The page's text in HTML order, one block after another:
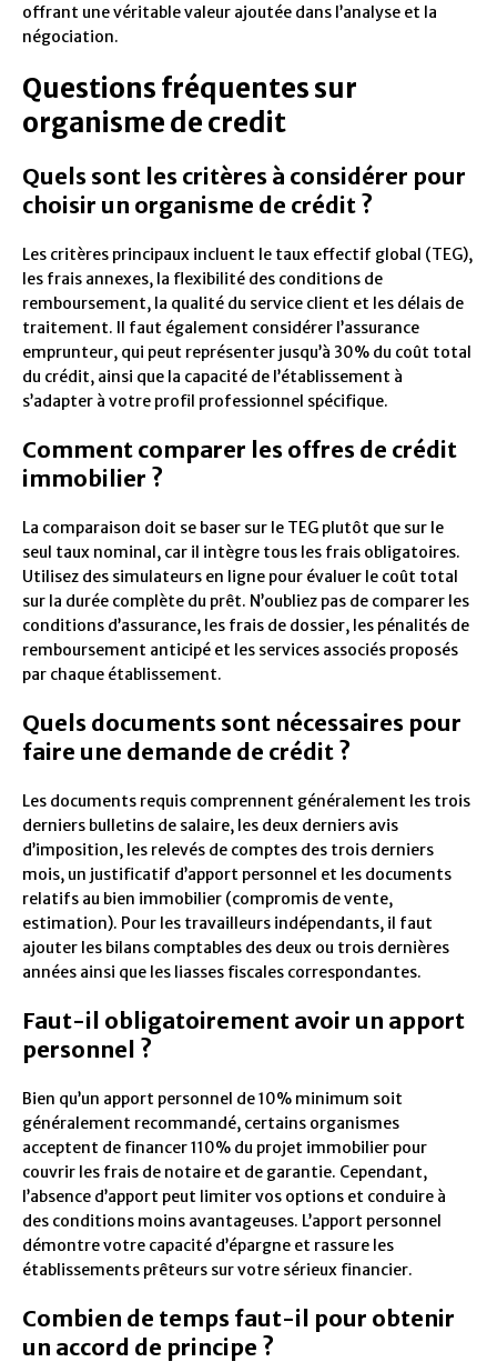
offrant une véritable valeur ajoutée dans l’analyse et la
négociation.
Questions fréquentes sur
organisme de credit
Quels sont les critères à considérer pour
choisir un organisme de crédit ?
Les critères principaux incluent le taux effectif global (TEG),
les frais annexes, la flexibilité des conditions de
remboursement, la qualité du service client et les délais de
traitement. Il faut également considérer l’assurance
emprunteur, qui peut représenter jusqu’à 30% du coût total
du crédit, ainsi que la capacité de l’établissement à
s’adapter à votre profil professionnel spécifique.
Comment comparer les offres de crédit
immobilier ?
La comparaison doit se baser sur le TEG plutôt que sur le
seul taux nominal, car il intègre tous les frais obligatoires.
Utilisez des simulateurs en ligne pour évaluer le coût total
sur la durée complète du prêt. N’oubliez pas de comparer les
conditions d’assurance, les frais de dossier, les pénalités de
remboursement anticipé et les services associés proposés
par chaque établissement.
Quels documents sont nécessaires pour
faire une demande de crédit ?
Les documents requis comprennent généralement les trois
derniers bulletins de salaire, les deux derniers avis
d’imposition, les relevés de comptes des trois derniers
mois, un justificatif d’apport personnel et les documents
relatifs au bien immobilier (compromis de vente,
estimation). Pour les travailleurs indépendants, il faut
ajouter les bilans comptables des deux ou trois dernières
années ainsi que les liasses fiscales correspondantes.
Faut-il obligatoirement avoir un apport
personnel ?
Bien qu’un apport personnel de 10% minimum soit
généralement recommandé, certains organismes
acceptent de financer 110% du projet immobilier pour
couvrir les frais de notaire et de garantie. Cependant,
l’absence d’apport peut limiter vos options et conduire à
des conditions moins avantageuses. L’apport personnel
démontre votre capacité d’épargne et rassure les
établissements prêteurs sur votre sérieux financier.
Combien de temps faut-il pour obtenir
un accord de principe ?